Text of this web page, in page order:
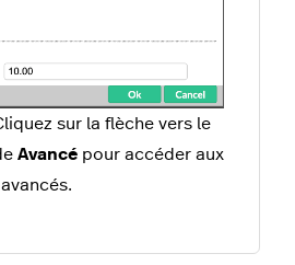
sur la flèche vers le
Avancé pour accéder aux